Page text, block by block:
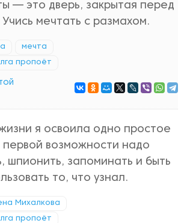
— это дверь, закрытая перед
мечтать с размахом.
мечта
пропоёт
я освоила одно простое
первой возможности надо
шпионить, запоминать и быть
то, что узнал.
Михалкова
пропоёт